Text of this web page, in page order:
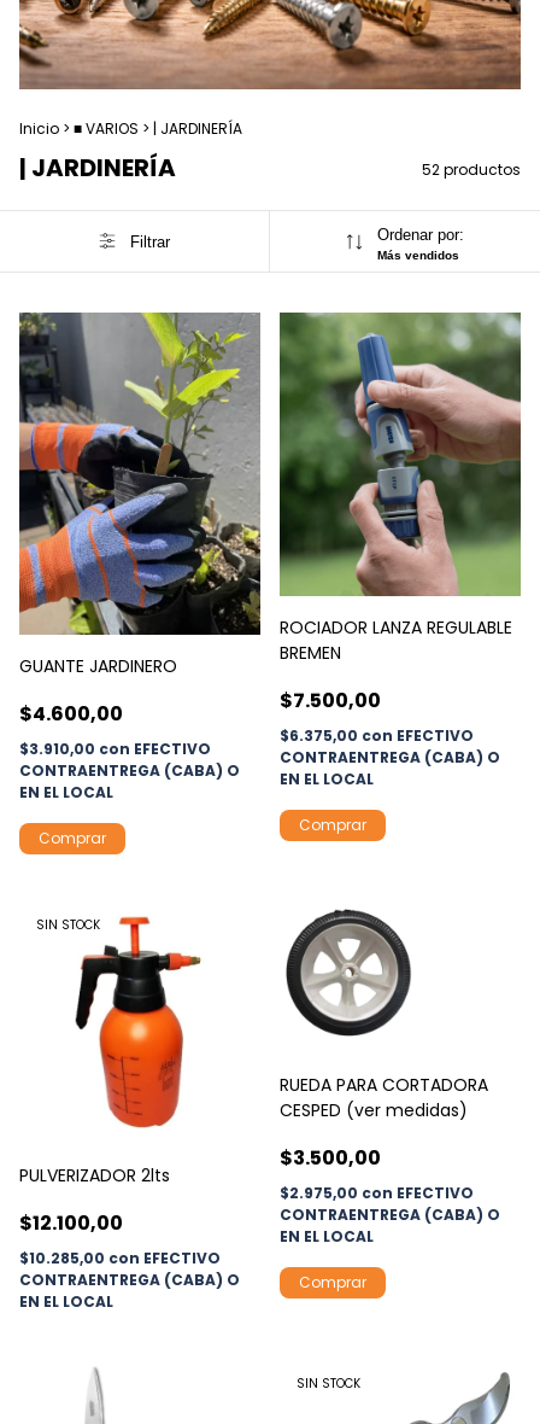
Inicio > ■ VARIOS > | JARDINERÍA
| JARDINERÍA 52 productos
Filtrar Ordenar por:
Más vendidos
GUANTE JARDINERO
$4.600,00
$3.910,00 con EFECTIVO
CONTRAENTREGA (CABA) O
EN EL LOCAL
ROCIADOR LANZA REGULABLE
BREMEN
$7.500,00
$6.375,00 con EFECTIVO
CONTRAENTREGA (CABA) O
EN EL LOCAL
SIN STOCK
PULVERIZADOR 2lts
$12.100,00
$10.285,00 con EFECTIVO
CONTRAENTREGA (CABA) O
EN EL LOCAL
RUEDA PARA CORTADORA
CESPED (ver medidas)
$3.500,00
$2.975,00 con EFECTIVO
CONTRAENTREGA (CABA) O
EN EL LOCAL
Comprar
SIN STOCK